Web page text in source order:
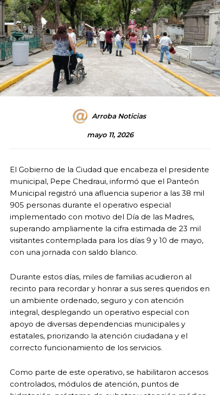
Arroba Noticias
mayo 11, 2026
El Gobierno de la Ciudad que encabeza el presidente
municipal, Pepe Chedraui, informó que el Panteón
Municipal registró una afluencia superior a las 38 mil
905 personas durante el operativo especial
implementado con motivo del Día de las Madres,
superando ampliamente la cifra estimada de 23 mil
visitantes contemplada para los días 9 y 10 de mayo,
con una jornada con saldo blanco.
Durante estos días, miles de familias acudieron al
recinto para recordar y honrar a sus seres queridos en
un ambiente ordenado, seguro y con atención
integral, desplegando un operativo especial con
apoyo de diversas dependencias municipales y
estatales, priorizando la atención ciudadana y el
correcto funcionamiento de los servicios.
Como parte de este operativo, se habilitaron accesos
controlados, módulos de atención, puntos de